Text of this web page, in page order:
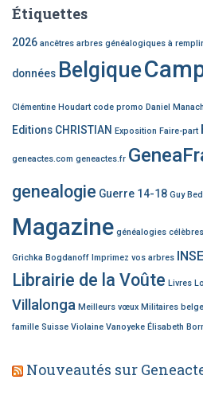
Étiquettes
2026 ancêtres arbres généalogiques à remplir
données Belgique
Clémentine Houdart code promo Daniel Manach
Editions CHRISTIAN Exposition Faire-part
geneactes.com geneactes.fr
genealogie Guerre 14-18 Guy
Magazine généalogies célèbres
Grichka Bogdanoff Imprimez vos arbres
Librairie de la Voûte Livres
Villalonga Meilleurs vœux Militaires
famille Suisse Violaine Vanoyeke Élisabeth
Nouveautés sur